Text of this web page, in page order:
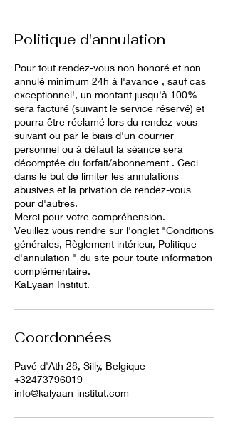
Politique d'annulation
Pour tout rendez-vous non honoré et non
annulé minimum 24h à l'avance , sauf cas
exceptionnel!, un montant jusqu'à 100%
sera facturé (suivant le service réservé) et
pourra être réclamé lors du rendez-vous
suivant ou par le biais d'un courrier
personnel ou à défaut la séance sera
décomptée du forfait/abonnement . Ceci
dans le but de limiter les annulations
abusives et la privation de rendez-vous
pour d'autres.
Merci pour votre compréhension.
Veuillez vous rendre sur l'onglet "Conditions
générales, Règlement intérieur, Politique
d'annulation " du site pour toute information
complémentaire.
KaLyaan Institut.
Coordonnées
Pavé d'Ath 28, Silly, Belgique
+32473796019
info@kalyaan-institut.com